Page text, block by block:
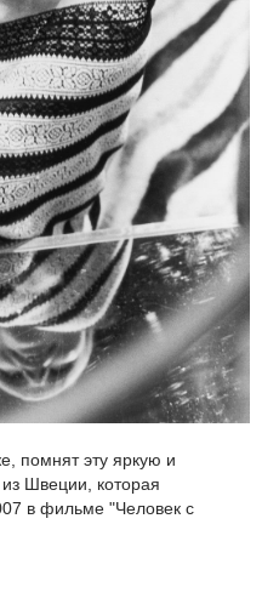
помнят эту яркую и
Швеции, которая
в фильме "Человек с